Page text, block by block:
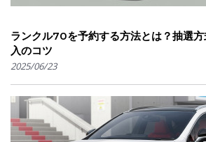
ランクル70を予約する方法とは？抽選
入のコツ
2025/06/23